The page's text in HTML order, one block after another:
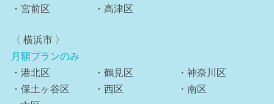
・宮前区
・高津区
〈 横浜市 〉
月額プランのみ
・港北区
・鶴見区
・神奈川区
・保土ヶ谷区
・西区
・南区